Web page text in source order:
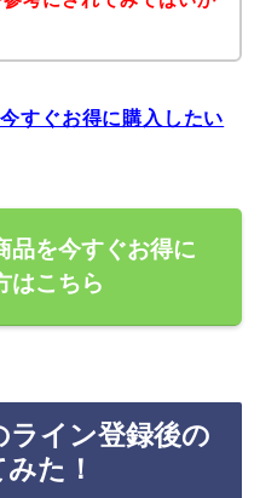
すぐお得に購入したい
品を今すぐお得に
はこちら
ライン登録後の
た！